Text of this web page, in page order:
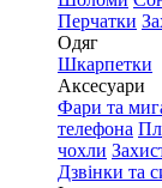
Перчатки
Одяг
Шкарпетки
Аксесуари
Фари та
телефона
чохли
Дзвінки та